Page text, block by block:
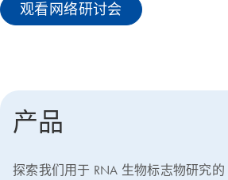
观看网络研讨会
产品
探索我们用于 RNA 生物标志物研究的